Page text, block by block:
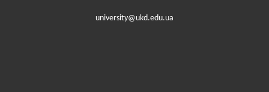
university@ukd.edu.ua